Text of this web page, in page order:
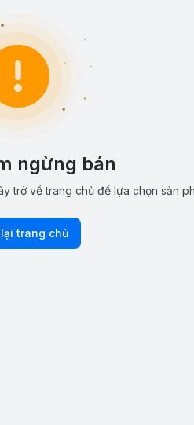
ngừng bán
trở về trang chủ để lựa chọn sản
trang chủ